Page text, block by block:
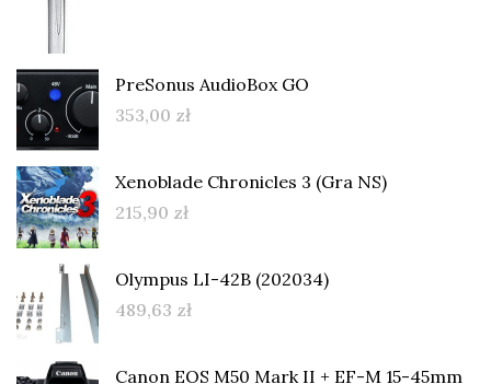
PreSonus AudioBox GO
353,00 zł
Xenoblade Chronicles 3 (Gra NS)
215,90 zł
Olympus LI-42B (202034)
489,63 zł
Canon EOS M50 Mark II + EF-M 15-45mm